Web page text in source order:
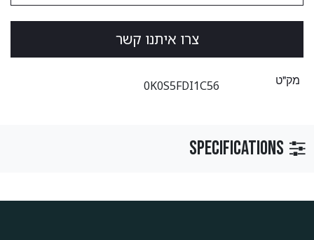
צ​​​​רו ​​איתנו קשר
מק"ט 0K0S5FDI1C56